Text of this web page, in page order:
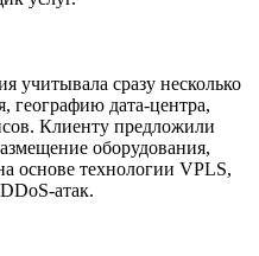
учитывала сразу несколько
географию дата-центра,
Клиенту предложили
оборудования,
основе технологии VPLS,
атак.